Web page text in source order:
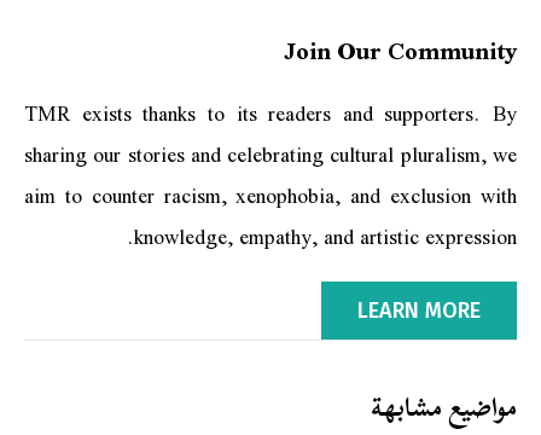
Join Our Community
TMR exists thanks to its readers and supporters. By
sharing our stories and celebrating cultural pluralism, we
aim to counter racism, xenophobia, and exclusion with
knowledge, empathy, and artistic expression.
LEARN MORE
مواضيع مشابهة